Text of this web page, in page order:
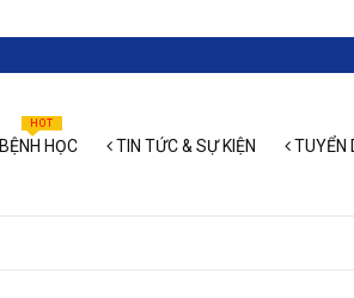
HOT
BỆNH HỌC TIN TỨC & SỰ KIỆN TUYỂN